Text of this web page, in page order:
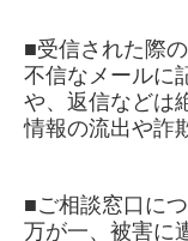
■受信された際
不信なメールに
や、返信などは
情報の流出や詐
■ご相談窓口に
万が一、被害に